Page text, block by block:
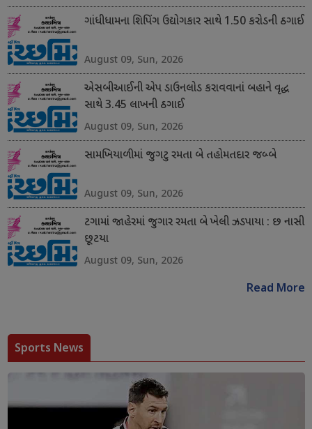
ગાંધીધામના શિપિંગ ઉદ્યોગકાર સાથે 1.50 કરોડની ઠગાઈ
August 09, Sun, 2026
એસબીઆઈની એપ ડાઉનલોડ કરાવવાનાં બહાને વૃદ્ધ
સાથે 3.45 લાખની ઠગાઈ
August 09, Sun, 2026
સામખિયાળીમાં જુગટુ રમતા બે તહોમતદાર જબ્બે
August 09, Sun, 2026
ટગામાં જાહેરમાં જુગાર રમતા બે ખેલી ઝડપાયા : છ નાસી
છૂટયા
August 09, Sun, 2026
Read More
Sports News